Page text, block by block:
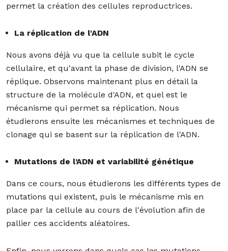
permet la création des cellules reproductrices.
La réplication de l'ADN
Nous avons déjà vu que la cellule subit le cycle
cellulaire, et qu'avant la phase de division, l'ADN se
réplique. Observons maintenant plus en détail la
structure de la molécule d'ADN, et quel est le
mécanisme qui permet sa réplication. Nous
étudierons ensuite les mécanismes et techniques de
clonage qui se basent sur la réplication de l'ADN.
Mutations de l’ADN et variabilité génétique
Dans ce cours, nous étudierons les différents types de
mutations qui existent, puis le mécanisme mis en
place par la cellule au cours de l'évolution afin de
pallier ces accidents aléatoires.